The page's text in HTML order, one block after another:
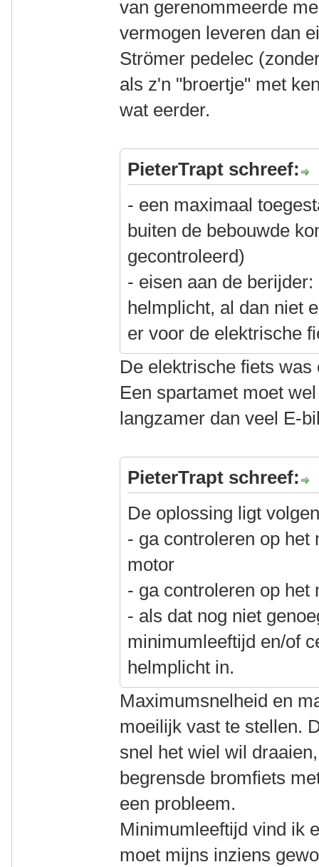
van gerenommeerde
vermogen leveren dan
Strömer pedelec
als z'n "broertje" met
wat eerder.
PieterTrapt schreef:
- een maximaal
buiten de bebouwde
gecontroleerd)
- eisen aan de
helmplicht, al dan niet
er voor de elektrische
De elektrische fiets
Een spartamet moet
langzamer dan veel E-
PieterTrapt schreef:
De oplossing ligt
- ga controleren op
motor
- ga controleren op het
- als dat nog niet
minimumleeftijd en/of
helmplicht in.
Maximumsnelheid en
moeilijk vast te stellen.
snel het wiel wil
begrensde bromfiets
een probleem.
Minimumleeftijd vind ik
moet mijns inziens